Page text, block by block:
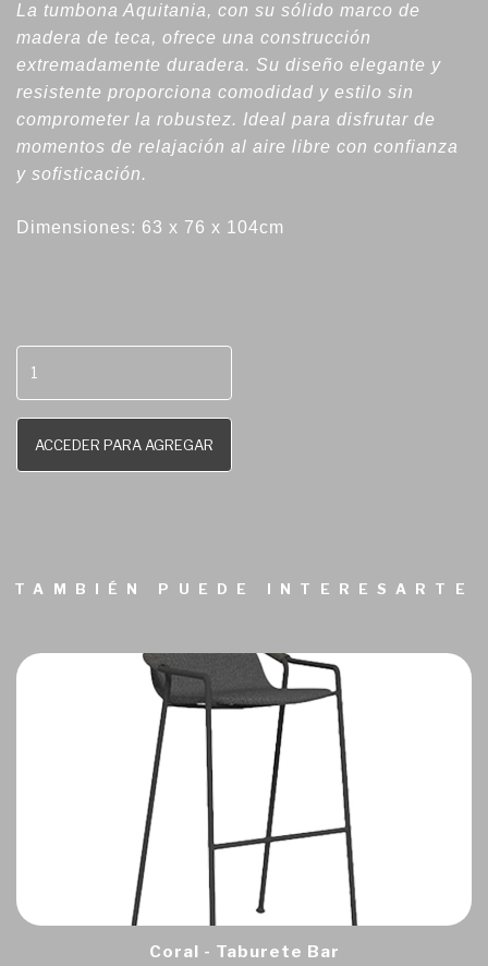
La tumbona Aquitania, con su sólido marco de
madera de teca, ofrece una construcción
extremadamente duradera. Su diseño elegante y
resistente proporciona comodidad y estilo sin
comprometer la robustez. Ideal para disfrutar de
momentos de relajación al aire libre con confianza
y sofisticación.
Dimensiones: 63 x 76 x 104cm
ACCEDER PARA AGREGAR
TAMBIÉN PUEDE INTERESARTE
Coral - Taburete Bar